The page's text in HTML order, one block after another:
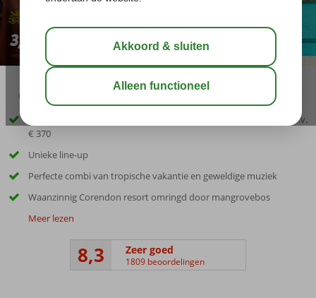
09:00 bewaar
Vlucht + hotel + 3-daags ticket Curaçao North Sea Jazz festival t.w.v.
€ 370
Unieke line-up
Perfecte combi van tropische vakantie en geweldige muziek
Waanzinnig Corendon resort omringd door mangrovebos
Meer lezen
8,3 Zeer goed
1809 beoordelingen